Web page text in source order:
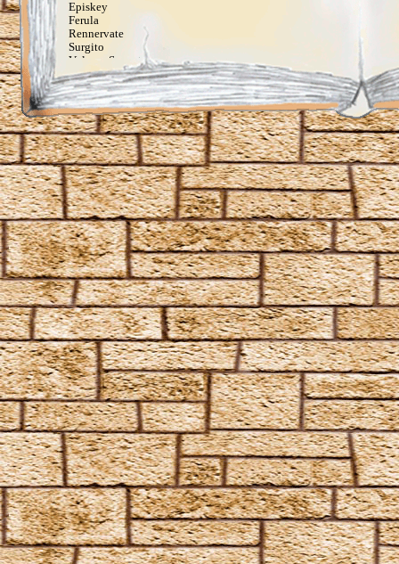
Episkey
Ferula
Rennervate
Surgito
Vulnera Sanentur
Unverzeihliche Flüche
Avada Kedavra
Crucio
Imperio
Verteidigungszauber
Aqua Eructo
Arania Exumai
Arresto Momentum
Brachiabindo
Cave Inimicum
Confundo
Deletrius
Desillusio­nierungszauber
Duro
Emancipare
Entlifors
Expecto Patronum
Expelliarmus
Fianto Duri
Fidelius-Zauber
Finite Incantatem
Finite
Fumos
Goldene Flämmchen
Homenum revelio
Homorphus-Zauber
Immobilus
Impedimenta
Imperturbatio
Incarcerus
Inflatus
Liberacorpus
Muffliato
Nebulus
Partis Temporus
Peskiwichteli Pesternomi